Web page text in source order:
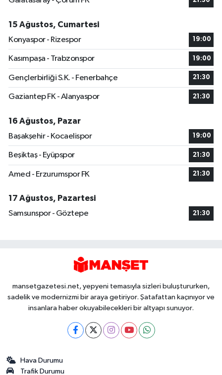
15 Ağustos, Cumartesi
Konyaspor - Rizespor
19:00
Kasımpaşa - Trabzonspor 19:00
Gençlerbirliği S.K. - Fenerbahçe 21:30
Gaziantep FK - Alanyaspor 21:30
16 Ağustos, Pazar
Başakşehir - Kocaelispor
19:00
Beşiktaş - Eyüpspor 21:30
Amed - Erzurumspor FK 21:30
17 Ağustos, Pazartesi
Samsunspor - Göztepe
21:30
mansetgazetesi.net, yepyeni temasıyla sizleri buluştururken,
sadelik ve modernizmi bir araya getiriyor. Şatafattan kaçınıyor ve
insanlara haber okuyabilecekleri bir altyapı sunuyor.
Hava Durumu
Trafik Durumu